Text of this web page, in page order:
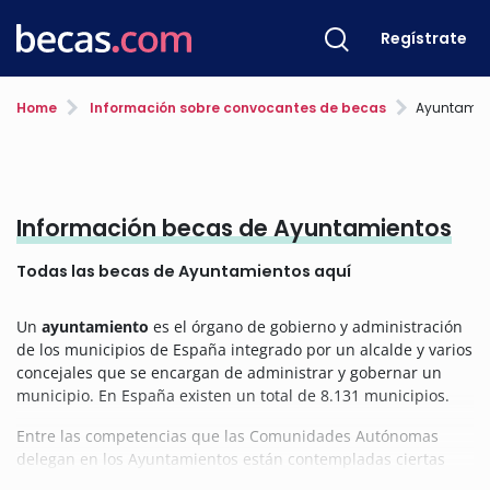
Regístrate
Home Información sobre convocantes de becas
Información becas de Ayuntamientos
Todas las becas de Ayuntamientos aquí
Un ayuntamiento es el órgano de gobierno y administración
de los municipios de España integrado por un alcalde y varios
concejales que se encargan de administrar y gobernar un
municipio. En España existen un total de 8.131 municipios.
Entre las competencias que las Comunidades Autónomas
delegan en los Ayuntamientos están contempladas ciertas